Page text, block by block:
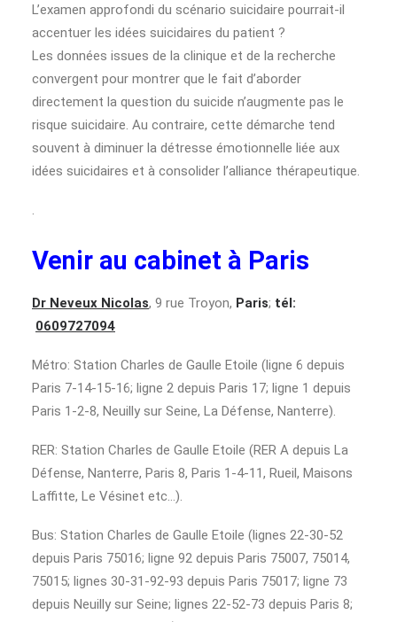
L’examen approfondi du scénario suicidaire pourrait-il
accentuer les idées suicidaires du patient ?
Les données issues de la clinique et de la recherche
convergent pour montrer que le fait d’aborder
directement la question du suicide n’augmente pas le
risque suicidaire. Au contraire, cette démarche tend
souvent à diminuer la détresse émotionnelle liée aux
idées suicidaires et à consolider l’alliance thérapeutique.
.
Venir au cabinet à Paris
Dr Neveux Nicolas, 9 rue Troyon, Paris; tél:
0609727094
Métro: Station Charles de Gaulle Etoile (ligne 6 depuis
Paris 7-14-15-16; ligne 2 depuis Paris 17; ligne 1 depuis
Paris 1-2-8, Neuilly sur Seine, La Défense, Nanterre).
RER: Station Charles de Gaulle Etoile (RER A depuis La
Défense, Nanterre, Paris 8, Paris 1-4-11, Rueil, Maisons
Laffitte, Le Vésinet etc…).
Bus: Station Charles de Gaulle Etoile (lignes 22-30-52
depuis Paris 75016; ligne 92 depuis Paris 75007, 75014,
75015; lignes 30-31-92-93 depuis Paris 75017; ligne 73
depuis Neuilly sur Seine; lignes 22-52-73 depuis Paris 8;